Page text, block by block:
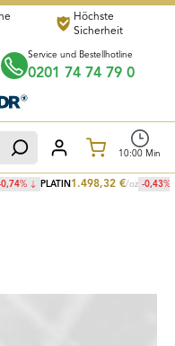
0,74% PLATIN 1.498,32 €/oz -0,43%
Höchste
Sicherheit
Service und Bestellhotline
0201 74 74 79 0
10:00 Min